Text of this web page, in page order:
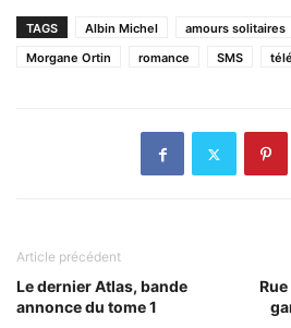
TAGS Albin Michel amours solitaires
Morgane Ortin
romance SMS
Article précédent
Le dernier Atlas, bande
annonce du tome 1